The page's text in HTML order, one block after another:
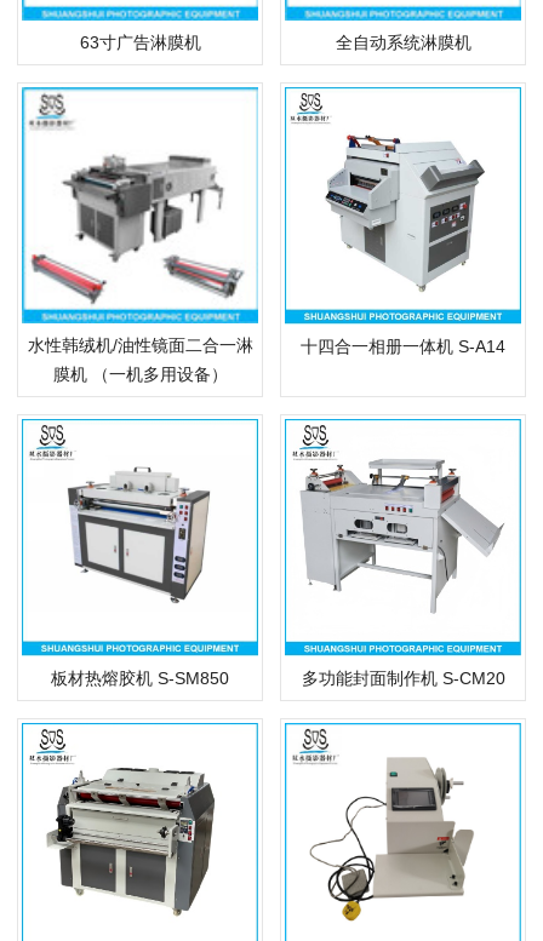
63寸广告淋膜机 全自动系统淋膜机
水性韩绒机/油性镜面二合一淋
膜机 （一机多用设备）
十四合一相册一体机 S-A14
板材热熔胶机 S-SM850 多功能封面制作机 S-CM20